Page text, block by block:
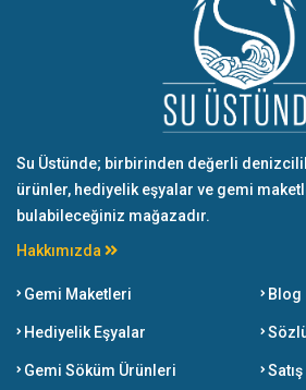
Su Üstünde; birbirinden değerli
ürünler, hediyelik eşyalar ve gemi
bulabileceğiniz mağazadır.
Hakkımızda
Gemi Maketleri
Hediyelik Eşyalar
Gemi Söküm Ürünleri
Blog